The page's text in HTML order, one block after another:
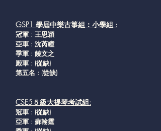
GSP1 學屆中樂古箏組：小學組 :
冠軍 : 王思穎
亞軍 : 沈芮瞳
季軍 : 饒文之
殿軍 : (從缺)
第五名 : (從缺)
CSE5５級大提琴考試組:
冠軍 : (從缺)
亞軍 : 蘇翰霆